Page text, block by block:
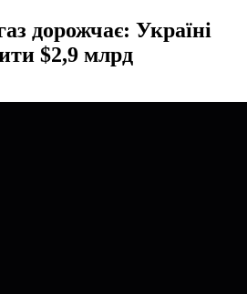
дорожчає: Україні
$2,9 млрд